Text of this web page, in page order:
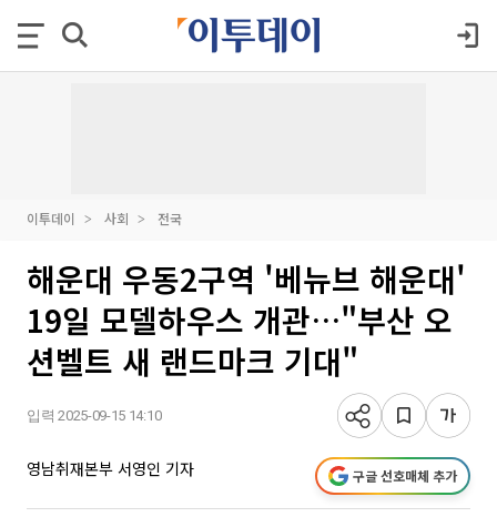
이투데이 사회 전국
해운대 우동2구역 '베뉴브 해운대'
19일 모델하우스 개관…"부산 오
션벨트 새 랜드마크 기대"
입력 2025-09-15 14:10
영남취재본부 서영인 기자 구글 선호매체 추가